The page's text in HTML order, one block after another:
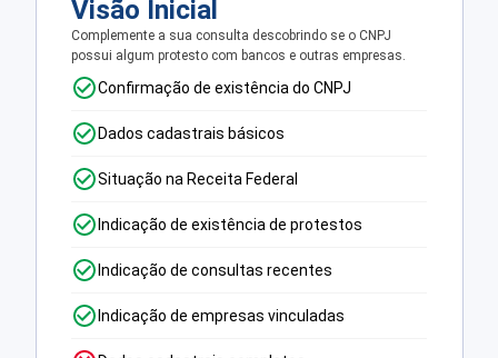
Visão Inicial
Complemente a sua consulta descobrindo se o CNPJ
possui algum protesto com bancos e outras empresas.
Confirmação de existência do CNPJ
Dados cadastrais básicos
Situação na Receita Federal
Indicação de existência de protestos
Indicação de consultas recentes
Indicação de empresas vinculadas